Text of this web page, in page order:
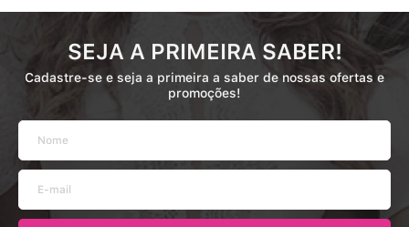
SEJA A PRIMEIRA SABER!
Cadastre-se e seja a primeira a saber de nossas ofertas e
promoções!